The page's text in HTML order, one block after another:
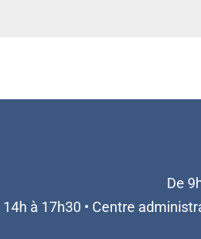
De
14h à 17h30 • Centre